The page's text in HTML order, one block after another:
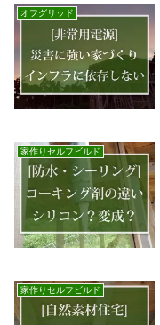
オフグリッド
家作りセルフビルド
家作りセルフビルド